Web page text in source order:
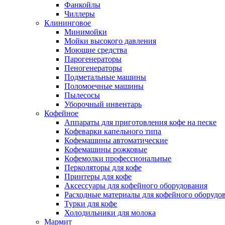
Фанкойлы
Чиллеры
Клининговое
Минимойки
Мойки высокого давления
Моющие средства
Парогенераторы
Пеногенераторы
Подметальные машины
Поломоечные машины
Пылесосы
Уборочный инвентарь
Кофейное
Аппараты для приготовления кофе на песке
Кофеварки капельного типа
Кофемашины автоматические
Кофемашины рожковые
Кофемолки профессиональные
Перколяторы для кофе
Принтеры для кофе
Аксессуары для кофейного оборудования
Расходные материалы для кофейного
Турки для кофе
Холодильники для молока
Мармит